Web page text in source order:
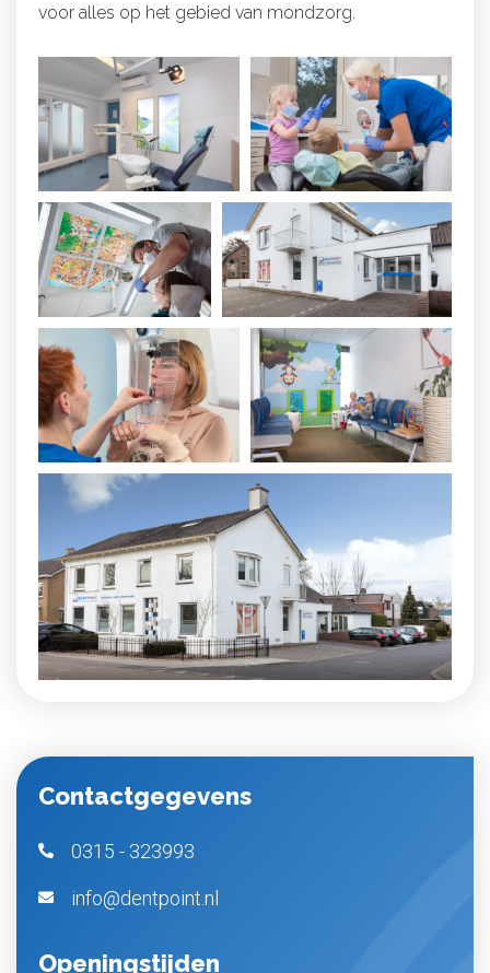
voor alles op het gebied van mondzorg.
Contactgegevens
0315 - 323993
info@dentpoint.nl
Openingstijden